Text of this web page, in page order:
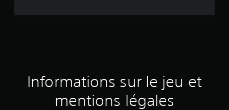
d
a
Informations sur le jeu et
mentions légales